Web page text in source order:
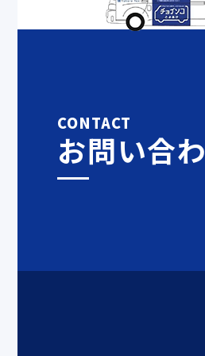
CONTACT
お問い合